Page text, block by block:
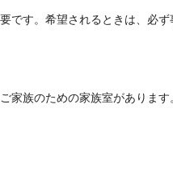
です。希望されるときは、必ず
家族のための家族室がありま